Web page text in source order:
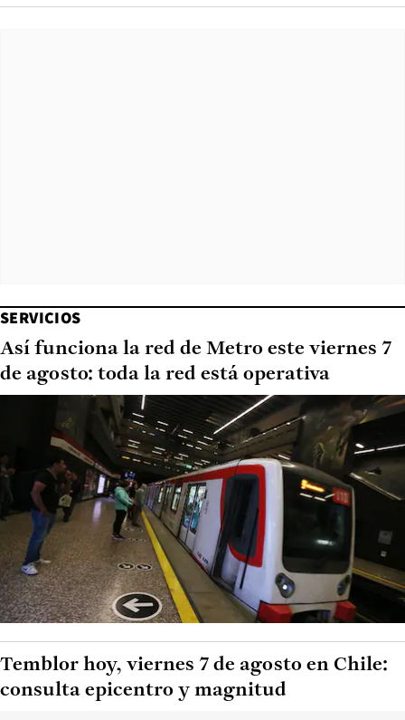
SERVICIOS
Así funciona la red de Metro este viernes 7
de agosto: toda la red está operativa
Temblor hoy, viernes 7 de agosto en Chile:
consulta epicentro y magnitud